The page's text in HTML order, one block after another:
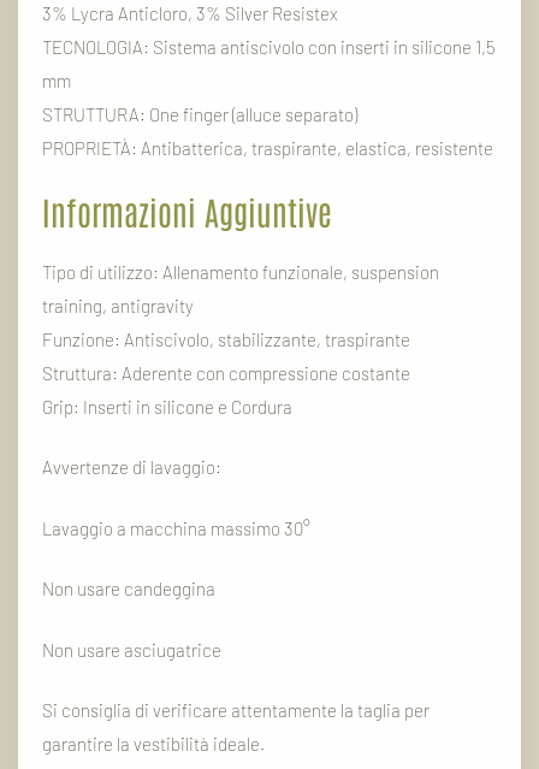
3% Lycra Anticloro, 3% Silver Resistex
TECNOLOGIA: Sistema antiscivolo con inserti in silicone 1,5
mm
STRUTTURA: One finger (alluce separato)
PROPRIETÀ: Antibatterica, traspirante, elastica, resistente
Informazioni Aggiuntive
Tipo di utilizzo: Allenamento funzionale, suspension
training, antigravity
Funzione: Antiscivolo, stabilizzante, traspirante
Struttura: Aderente con compressione costante
Grip: Inserti in silicone e Cordura
Avvertenze di lavaggio:
Lavaggio a macchina massimo 30°
Non usare candeggina
Non usare asciugatrice
Si consiglia di verificare attentamente la taglia per
garantire la vestibilità ideale.